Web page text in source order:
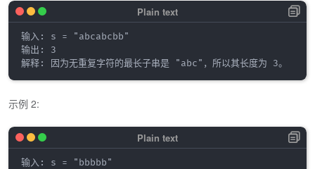
输入: s = "abcabcbb"
输出: 3
示例 2:
输入: s = "bbbbb"